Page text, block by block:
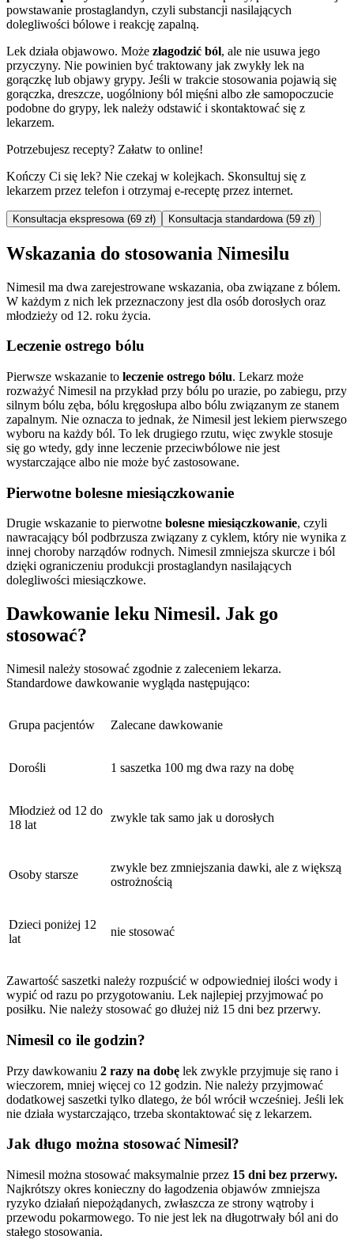
powstawanie prostaglandyn, czyli substancji nasilających
dolegliwości bólowe i reakcję zapalną.
Lek działa objawowo. Może złagodzić ból, ale nie usuwa jego
przyczyny. Nie powinien być traktowany jak zwykły lek na
gorączkę lub objawy grypy. Jeśli w trakcie stosowania pojawią się
gorączka, dreszcze, uogólniony ból mięśni albo złe samopoczucie
podobne do grypy, lek należy odstawić i skontaktować się z
lekarzem.
Potrzebujesz recepty? Załatw to online!
Kończy Ci się lek? Nie czekaj w kolejkach. Skonsultuj się z
lekarzem przez telefon i otrzymaj e-receptę przez internet.
Konsultacja ekspresowa (69 zł) Konsultacja standardowa (59 zł)
Wskazania do stosowania Nimesilu
Nimesil ma dwa zarejestrowane wskazania, oba związane z bólem.
W każdym z nich lek przeznaczony jest dla osób dorosłych oraz
młodzieży od 12. roku życia.
Leczenie ostrego bólu
Pierwsze wskazanie to leczenie ostrego bólu. Lekarz może
rozważyć Nimesil na przykład przy bólu po urazie, po zabiegu, przy
silnym bólu zęba, bólu kręgosłupa albo bólu związanym ze stanem
zapalnym. Nie oznacza to jednak, że Nimesil jest lekiem pierwszego
wyboru na każdy ból. To lek drugiego rzutu, więc zwykle stosuje
się go wtedy, gdy inne leczenie przeciwbólowe nie jest
wystarczające albo nie może być zastosowane.
Pierwotne bolesne miesiączkowanie
Drugie wskazanie to pierwotne bolesne miesiączkowanie, czyli
nawracający ból podbrzusza związany z cyklem, który nie wynika z
innej choroby narządów rodnych. Nimesil zmniejsza skurcze i ból
dzięki ograniczeniu produkcji prostaglandyn nasilających
dolegliwości miesiączkowe.
Dawkowanie leku Nimesil. Jak go
stosować?
Nimesil należy stosować zgodnie z zaleceniem lekarza.
Standardowe dawkowanie wygląda następująco:
Grupa pacjentów Zalecane dawkowanie
Dorośli 1 saszetka 100 mg dwa razy na dobę
Młodzież od 12 do
18 lat
zwykle tak samo jak u dorosłych
Osoby starsze
zwykle bez zmniejszania dawki, ale z większą
ostrożnością
Dzieci poniżej 12
lat
nie stosować
Zawartość saszetki należy rozpuścić w odpowiedniej ilości wody i
wypić od razu po przygotowaniu. Lek najlepiej przyjmować po
posiłku. Nie należy stosować go dłużej niż 15 dni bez przerwy.
Nimesil co ile godzin?
Przy dawkowaniu 2 razy na dobę lek zwykle przyjmuje się rano i
wieczorem, mniej więcej co 12 godzin. Nie należy przyjmować
dodatkowej saszetki tylko dlatego, że ból wrócił wcześniej. Jeśli lek
nie działa wystarczająco, trzeba skontaktować się z lekarzem.
Jak długo można stosować Nimesil?
Nimesil można stosować maksymalnie przez 15 dni bez przerwy.
Najkrótszy okres konieczny do łagodzenia objawów zmniejsza
ryzyko działań niepożądanych, zwłaszcza ze strony wątroby i
przewodu pokarmowego. To nie jest lek na długotrwały ból ani do
stałego stosowania.